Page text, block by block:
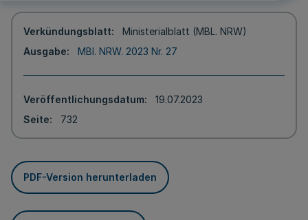
Verkündungsblatt
Ministerialblatt (MBL. NRW)
Ausgabe
MBl. NRW. 2023 Nr. 27
Veröffentlichungsdatum
19.07.2023
Seite
732
PDF-Version herunterladen